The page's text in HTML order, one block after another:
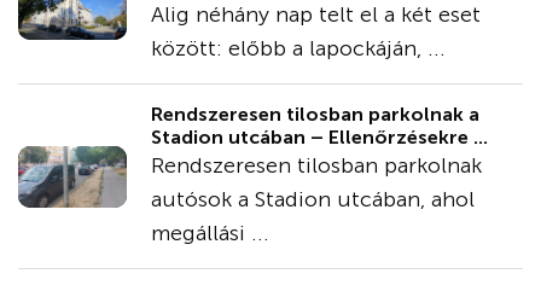
Alig néhány nap telt el a két eset
között: előbb a lapockáján, ...
Rendszeresen tilosban parkolnak a
Stadion utcában – Ellenőrzésekre ...
Rendszeresen tilosban parkolnak
autósok a Stadion utcában, ahol
megállási ...